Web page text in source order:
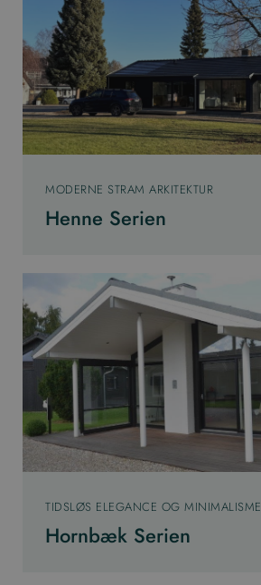
MODERNE STRAM ARKITEKTUR
Henne Serien
TIDSLØS ELEGANCE OG MINIMALISME
Hornbæk Serien